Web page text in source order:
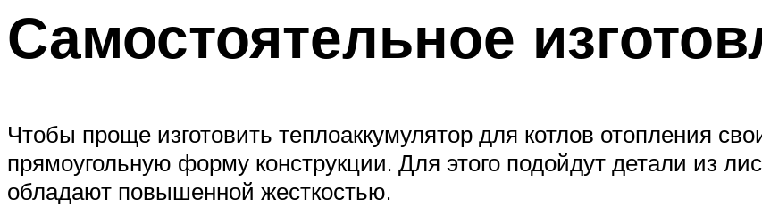
Самостоятельное
Чтобы проще изготовить теплоаккумулятор для котлов отопления
прямоугольную форму конструкции. Для этого подойдут детали из
обладают повышенной жесткостью.